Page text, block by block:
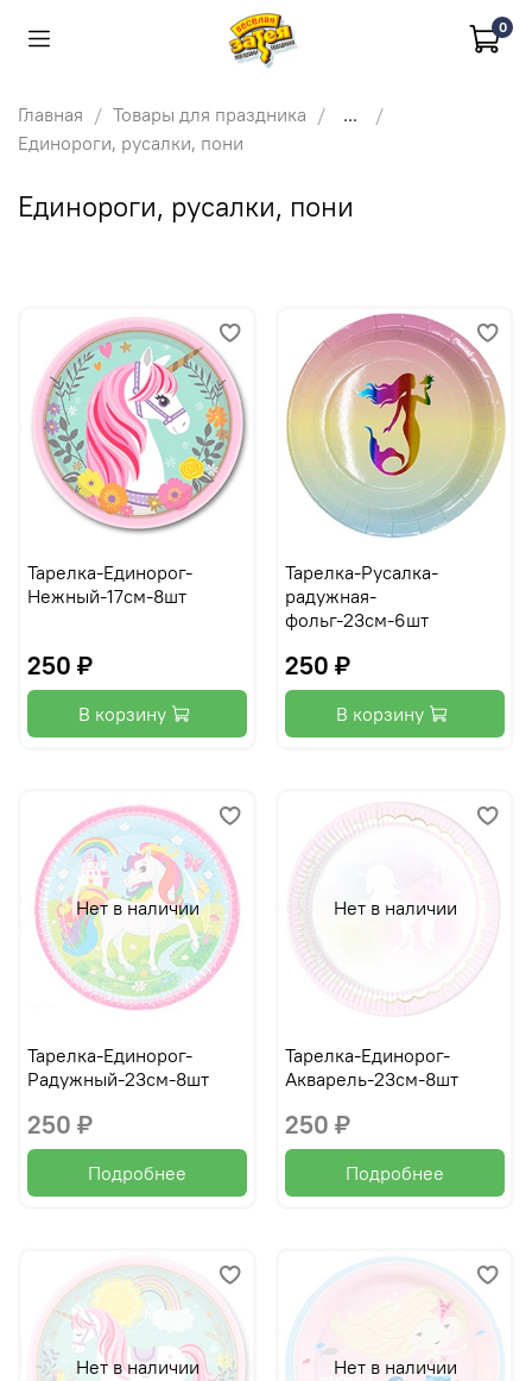
0
Главная Товары для праздника
...
Единороги, русалки, пони
Единороги, русалки, пони
Тарелка-Единорог-
Нежный-17см-8шт
250 ₽
В корзину
Тарелка-Русалка-
радужная-
фольг-23см-6шт
250 ₽
В корзину
Нет в наличии
Тарелка-Единорог-
Радужный-23см-8шт
250 ₽
Подробнее
Нет в наличии
Тарелка-Единорог-
Акварель-23см-8шт
250 ₽
Подробнее
Нет в наличии Нет в наличии